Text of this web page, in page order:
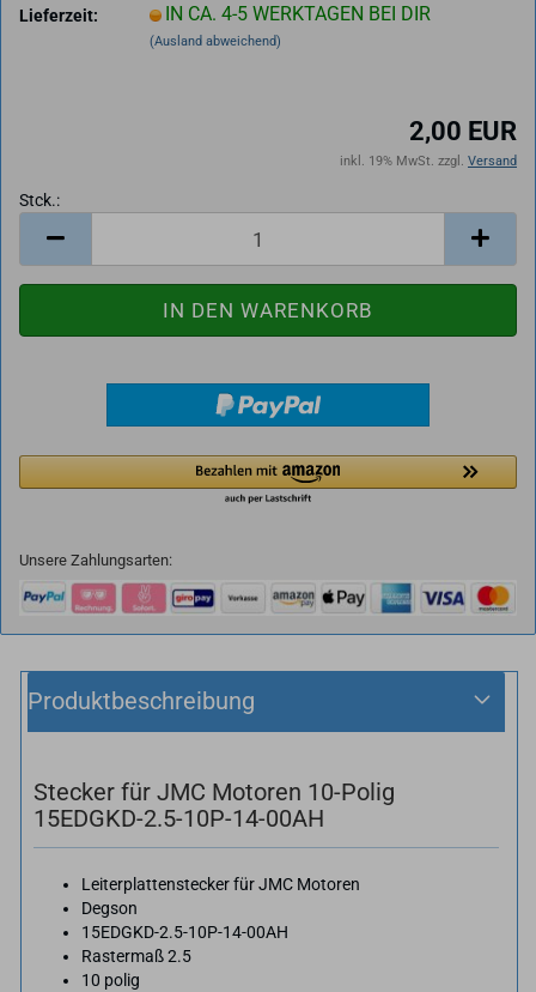
Lieferzeit: IN CA. 4-5 WERKTAGEN BEI DIR
(Ausland abweichend)
2,00 EUR
inkl. 19% MwSt. zzgl. Versand
Stck.:
Unsere Zahlungsarten:
Produktbeschreibung
Stecker für JMC Motoren 10-Polig
15EDGKD-2.5-10P-14-00AH
Leiterplattenstecker für JMC Motoren
Degson
15EDGKD-2.5-10P-14-00AH
Rastermaß 2.5
10 polig